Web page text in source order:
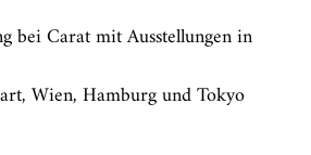
bei Carat mit Ausstellungen in
Wien, Hamburg und Tokyo